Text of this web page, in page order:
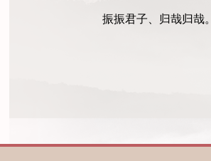
振振君子、归哉归哉。